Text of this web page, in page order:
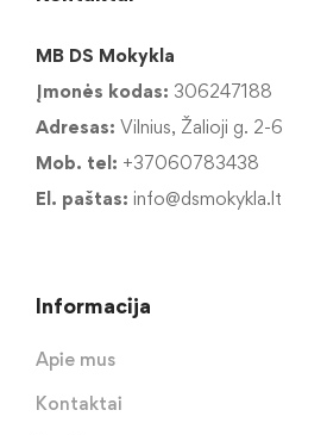
MB DS Mokykla
Įmonės kodas: 306247188
Adresas: Vilnius, Žalioji g. 2-6
Mob. tel: +37060783438
El. paštas: info@dsmokykla.lt
Informacija
Apie mus
Kontaktai